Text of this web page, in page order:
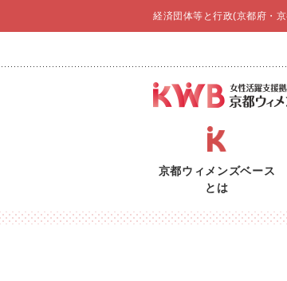
経済団体等と行政(京都府・
京都ウィメンズベース
とは